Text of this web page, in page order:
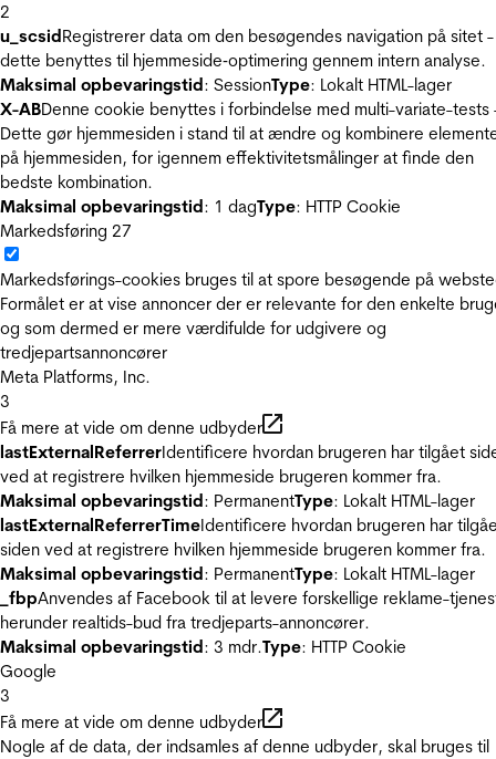
2
u_scsidRegistrerer data om den besøgendes navigation på sitet -
dette benyttes til hjemmeside‐optimering gennem intern analyse.
Maksimal opbevaringstid: SessionType: Lokalt HTML-lager
X-ABDenne cookie benyttes i forbindelse med multi-variate-tests
Dette gør hjemmesiden i stand til at ændre og kombinere
på hjemmesiden, for igennem effektivitetsmålinger at finde den
bedste kombination.
Maksimal opbevaringstid: 1 dagType: HTTP Cookie
Markedsføring 27
Markedsførings-cookies bruges til at spore besøgende på
Formålet er at vise annoncer der er relevante for den enkelte
og som dermed er mere værdifulde for udgivere og
tredjepartsannoncører
Meta Platforms, Inc.
3
Få mere at vide om denne udbyder
lastExternalReferrerIdentificere hvordan brugeren har tilgået
ved at registrere hvilken hjemmeside brugeren kommer fra.
Maksimal opbevaringstid: PermanentType: Lokalt HTML-lager
lastExternalReferrerTimeIdentificere hvordan brugeren har
siden ved at registrere hvilken hjemmeside brugeren kommer fra.
Maksimal opbevaringstid: PermanentType: Lokalt HTML-lager
_fbpAnvendes af Facebook til at levere forskellige reklame-
herunder realtids-bud fra tredjeparts-annoncører.
Maksimal opbevaringstid: 3 mdr.Type: HTTP Cookie
Google
3
Få mere at vide om denne udbyder
Nogle af de data, der indsamles af denne udbyder, skal bruges til